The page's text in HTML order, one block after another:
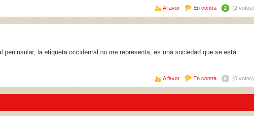
A favor En contra 2 (2 votos)
peninsular, la etiqueta occidental no me representa, es una sociedad que se está
A favor En contra 0 (0 votos)